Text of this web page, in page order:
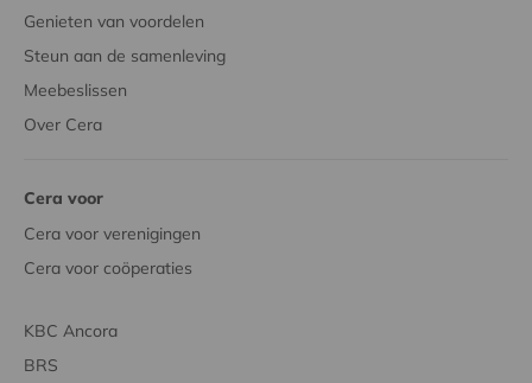
Genieten van voordelen
Steun aan de samenleving
Meebeslissen
Over Cera
Cera voor
Cera voor verenigingen
Cera voor coöperaties
KBC Ancora
BRS